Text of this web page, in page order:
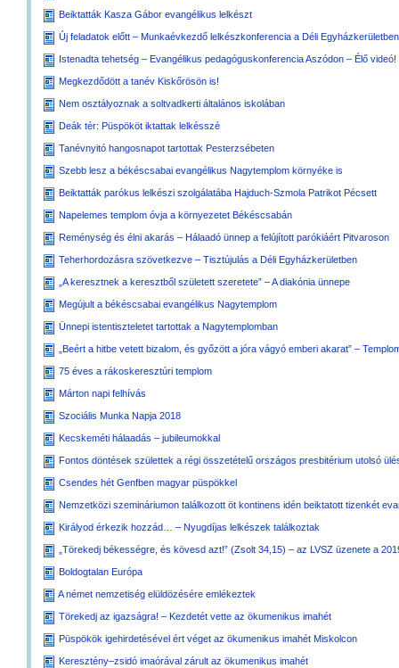
Beiktatták Kasza Gábor evangélikus lelkészt
Új feladatok előtt – Munkaévkezdő lelkészkonferencia a Déli Egyházkerületben
Istenadta tehetség – Evangélikus pedagóguskonferencia Aszódon – Élő videó!
Megkezdődött a tanév Kiskőrösön is!
Nem osztályoznak a soltvadkerti általános iskolában
Deák tér: Püspököt iktattak lelkésszé
Tanévnyitó hangosnapot tartottak Pesterzsébeten
Szebb lesz a békéscsabai evangélikus Nagytemplom környéke is
Beiktatták parókus lelkészi szolgálatába Hajduch-Szmola Patrikot Pécsett
Napelemes templom óvja a környezetet Békéscsabán
Reménység és élni akarás – Hálaadó ünnep a felújított parókiáért Pitvaroson
Teherhordozásra szövetkezve – Tisztújulás a Déli Egyházkerületben
„A keresztnek a keresztből született szeretete” – A diakónia ünnepe
Megújult a békéscsabai evangélikus Nagytemplom
Ünnepi istentiszteletet tartottak a Nagytemplomban
„Beért a hitbe vetett bizalom, és győzött a jóra vágyó emberi akarat” –
75 éves a rákoskeresztúri templom
Márton napi felhívás
Szociális Munka Napja 2018
Kecskeméti hálaadás – jubileumokkal
Fontos döntések születtek a régi összetételű országos presbitérium utolsó
Csendes hét Genfben magyar püspökkel
Nemzetközi szemináriumon találkozott öt kontinens idén beiktatott tizenkét
Királyod érkezik hozzád… – Nyugdíjas lelkészek találkoztak
„Törekedj békességre, és kövesd azt!” (Zsolt 34,15) – az LVSZ üzenete a
Boldogtalan Európa
A német nemzetiség elüldözésére emlékeztek
Törekedj az igazságra! – Kezdetét vette az ökumenikus imahét
Püspökök igehirdetésével ért véget az ökumenikus imahét Miskolcon
Keresztény–zsidó imaórával zárult az ökumenikus imahét